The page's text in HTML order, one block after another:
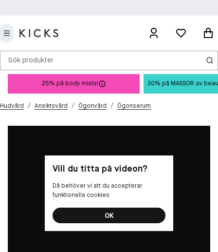
Sök produkter
25% på body mists! 30% på MASSOR av
Hudvård / Ansiktsvård / Ögonvård / Ögonserum
Vill du titta på videon?
Då behöver vi att du accepterar
funktionella cookies
OK